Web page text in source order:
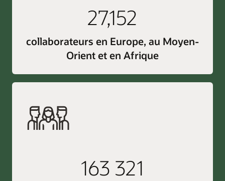
27,152
collaborateurs en Europe, au Moyen-
Orient et en Afrique
163 321